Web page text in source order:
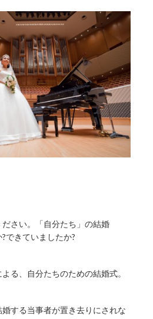
さい。「自分たち」の結婚
できていましたか?
る、自分たちのための結婚式。
する当事者が置き去りにされな